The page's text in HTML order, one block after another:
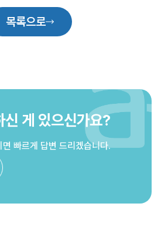
목록으로
신 게 있으신가요?
빠르게 답변 드리겠습니다.